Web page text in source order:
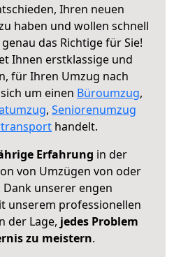
Ihren neuen
haben und wollen schnell
das Richtige für Sie!
Ihnen erstklassige und
für Ihren Umzug nach
um einen Büroumzug,
, Seniorenumzug
handelt.
Erfahrung in der
von Umzügen von oder
unserer engen
unserem professionellen
der Lage, jedes Problem
zu meistern.